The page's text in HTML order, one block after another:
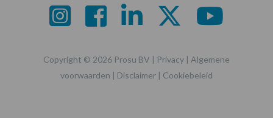
Copyright © 2026 Prosu BV | Privacy | Algemene
voorwaarden | Disclaimer | Cookiebeleid